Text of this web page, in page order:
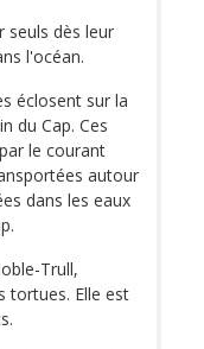
seuls dès leur
l'océan.
éclosent sur la
du Cap. Ces
le courant
autour
dans les eaux
Trull,
tortues. Elle est